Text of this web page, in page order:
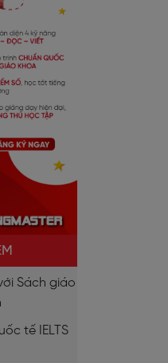
Sách giáo
tế IELTS